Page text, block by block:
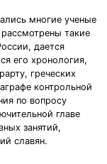
многие ученые
такие
дается
его хронология,
греческих
контрольной
по вопросу
главе
занятий,
славян.